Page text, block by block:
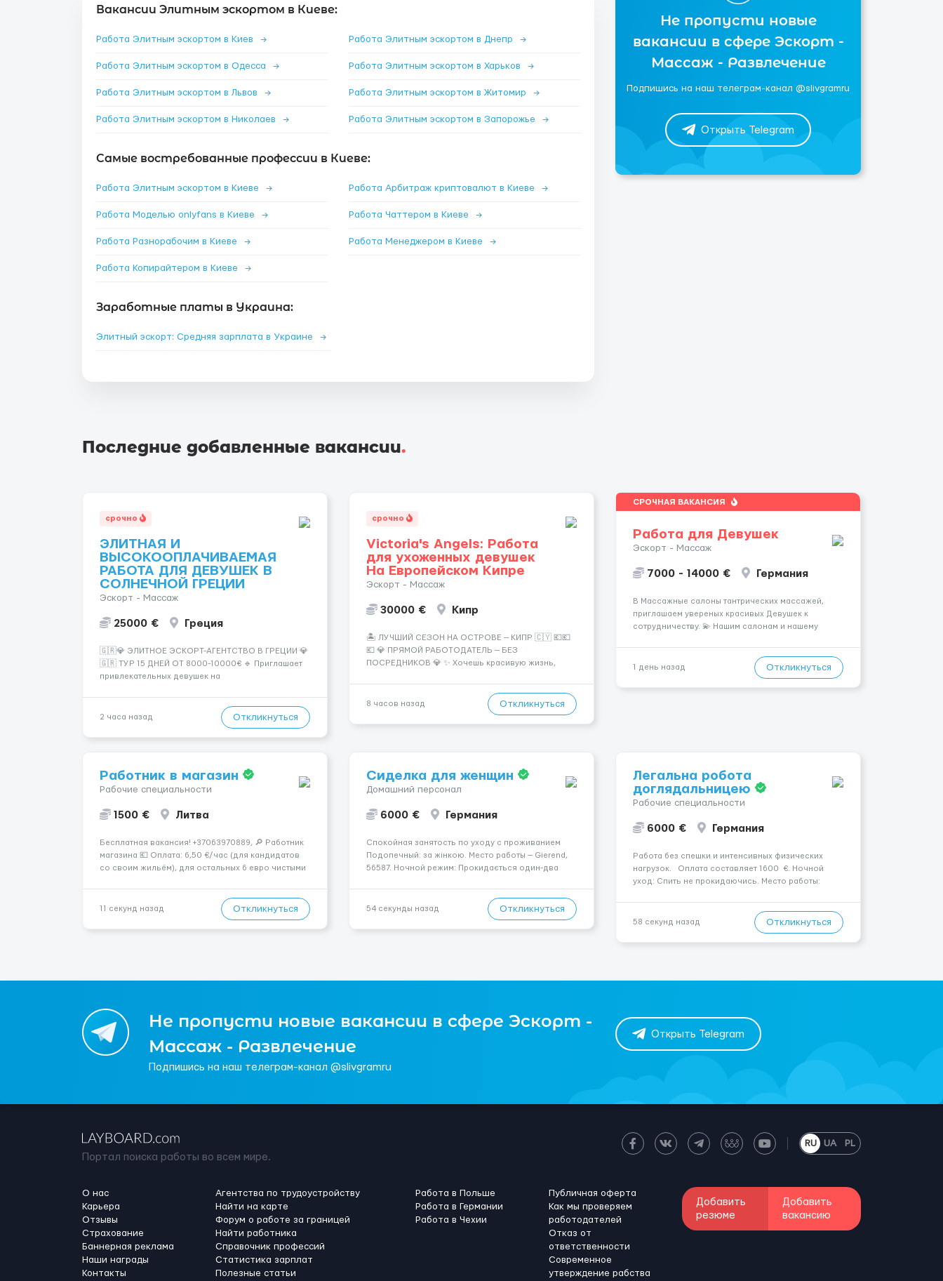
Вакансии Элитным эскортом в Киеве:
Работа Элитным эскортом в Киев → Работа Элитным эскортом в Днепр →
Работа Элитным эскортом в Одесса → Работа Элитным эскортом в Харьков →
Работа Элитным эскортом в Львов → Работа Элитным эскортом в Житомир →
Работа Элитным эскортом в Николаев → Работа Элитным эскортом в Запорожье →
Самые востребованные профессии в Киеве:
Работа Элитным эскортом в Киеве → Работа Арбитраж криптовалют в Киеве →
Работа Моделью onlyfans в Киеве → Работа Чаттером в Киеве →
Работа Разнорабочим в Киеве → Работа Менеджером в Киеве →
Работа Копирайтером в Киеве →
Заработные платы в Украина:
Элитный эскорт: Средняя зарплата в Украине →
Не пропусти новые
вакансии в сфере Эскорт -
Массаж - Развлечение
Подпишись на наш телеграм-канал @slivgramru
Открыть Telegram
Последние добавленные вакансии.
срочно
ЭЛИТНАЯ И
ВЫСОКООПЛАЧИВАЕМАЯ
РАБОТА ДЛЯ ДЕВУШЕК В
СОЛНЕЧНОЙ ГРЕЦИИ
Эскорт - Массаж
25000 € Греция
🇬🇷💎 ЭЛИТНОЕ ЭСКОРТ-АГЕНТСТВО В ГРЕЦИИ 💎
🇬🇷 ТУР 15 ДНЕЙ ОТ 8000-10000€ 🔹 Приглашает
привлекательных девушек на
хорошие деньги 💶 — это предложение для тебя! 🔹
2 часа назад Откликнуться
срочно
Victoria's Angels: Работа
для ухоженных девушек
На Европейском Кипре
Эскорт - Массаж
30000 € Кипр
🏝️ ЛУЧШИЙ СЕЗОН НА ОСТРОВЕ — КИПР 🇨🇾 💶💶
💶 💎 ПРЯМОЙ РАБОТОДАТЕЛЬ — БЕЗ
ПОСРЕДНИКОВ 💎 ✨ Хочешь красивую жизнь,
— Опытная команда с годами практики —
Стабильный поток клиентов (без ...
8 часов назад Откликнуться
СРОЧНАЯ ВАКАНСИЯ
Работа для Девушек
Эскорт - Массаж
7000 - 14000 € Германия
В Массажные салоны тантрических массажей,
приглашаем увереных красивых Девушек к
сотрудничеству. 💫 Нашим салонам и нашему
заработная плата 💚Мы гарантируем Наличие
1 день назад Откликнуться
Работник в магазин
Рабочие специальности
1500 € Литва
Бесплатная вакансия! +37063970889, 🔎 Работник
магазина 💶 Оплата: 6,50 €/час (для кандидатов
со своим жильём), для остальных 6 евро чистыми
работать • Готовность работать в ...
11 секунд назад Откликнуться
Сиделка для женщин
Домашний персонал
6000 € Германия
Спокойная занятость по уходу с проживанием
Подопечный: за жінкою. Место работы — Gierend,
56587. Ночной режим: Прокидається один-два
Початкова стадія деменції. Оплата: ...
54 секунды назад Откликнуться
Легальна робота
доглядальницею
Рабочие специальности
6000 € Германия
Работа без спешки и интенсивных физических
нагрузок. Оплата составляет 1600 €. Ночной
уход: Спить не прокидаючись. Место работы:
Мобильность пациента: Мобільний. Услови...
58 секунд назад Откликнуться
Не пропусти новые вакансии в сфере Эскорт -
Массаж - Развлечение
Подпишись на наш телеграм-канал @slivgramru
Открыть Telegram
Портал поиска работы во всем мире.
RU UA PL
О нас
Карьера
Отзывы
Страхование
Баннерная реклама
Наши награды
Контакты
Агентства по трудоустройству
Найти на карте
Форум о работе за границей
Найти работника
Справочник профессий
Статистика зарплат
Полезные статьи
Работа в Польше
Работа в Германии
Работа в Чехии
Публичная оферта
Как мы проверяем
работодателей
Отказ от
ответственности
Современное
утверждение рабства
Добавить
резюме
Добавить
вакансию